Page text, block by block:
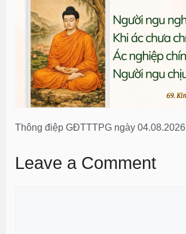
Thông điệp GĐTTTPG ngày 04.08.2026
Leave a Comment